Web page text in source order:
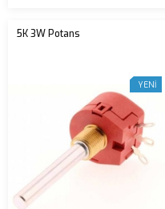
5K 3W Potans
YENI